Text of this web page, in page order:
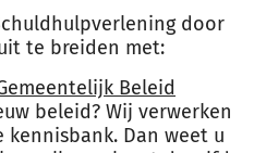
door
te breiden met:
Beleid
beleid? Wij verwerken
Dan weet u